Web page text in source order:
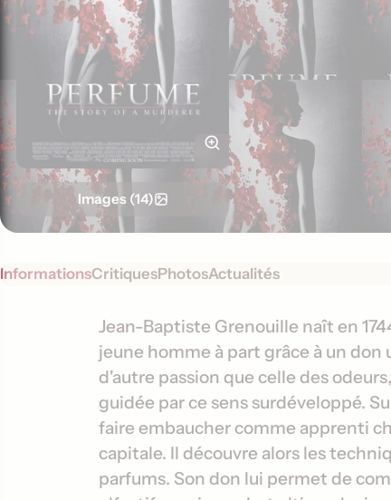
Images (14)
InformationsCritiquesPhotosActualités
S
y
n
o
p
s
i
s
Jean-Baptiste Grenouille naît en
jeune homme à part grâce à un don
d'autre passion que celle des
guidée par ce sens surdéveloppé.
faire embaucher comme apprenti
capitale. Il découvre alors les
parfums. Son don lui permet de